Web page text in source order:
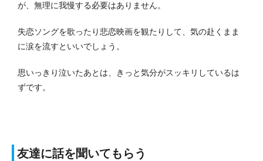
が、無理に我慢する必要はありません。
失恋ソングを歌ったり悲恋映画を観たりして、気の赴くまま
に涙を流すといいでしょう。
思いっきり泣いたあとは、きっと気分がスッキリしているは
ずです。
友達に話を聞いてもらう